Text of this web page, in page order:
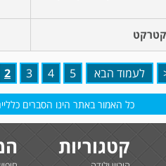
לעמוד הבא 2 3 4 5
כל האמור באתר הינו הסברים
קטגוריות